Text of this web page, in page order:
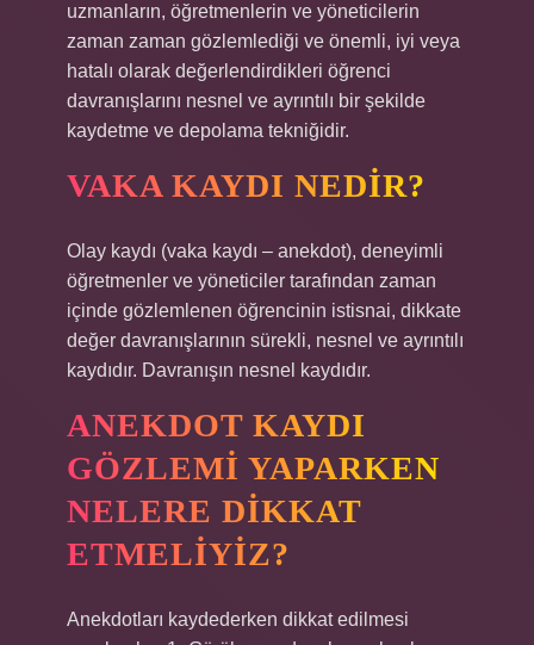
uzmanların, öğretmenlerin ve yöneticilerin
zaman zaman gözlemlediği ve önemli, iyi veya
hatalı olarak değerlendirdikleri öğrenci
davranışlarını nesnel ve ayrıntılı bir şekilde
kaydetme ve depolama tekniğidir.
VAKA KAYDI NEDIR?
Olay kaydı (vaka kaydı – anekdot), deneyimli
öğretmenler ve yöneticiler tarafından zaman
içinde gözlemlenen öğrencinin istisnai, dikkate
değer davranışlarının sürekli, nesnel ve ayrıntılı
kaydıdır. Davranışın nesnel kaydıdır.
ANEKDOT KAYDI
GÖZLEMI YAPARKEN
NELERE DIKKAT
ETMELIYIZ?
Anekdotları kaydederken dikkat edilmesi